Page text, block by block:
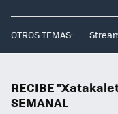
OTROS TEMAS:
RECIBE
SEMANAL